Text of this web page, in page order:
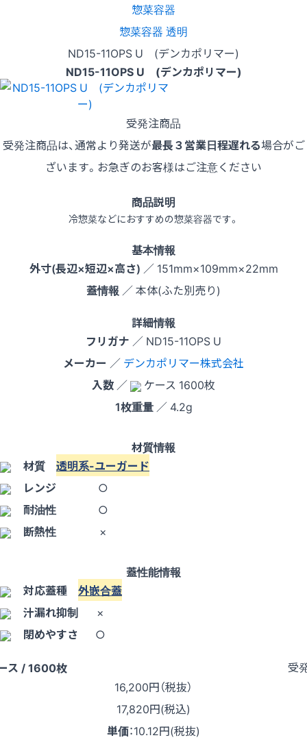
惣菜容器
惣菜容器 透明
ND15-11OPS U (デンカポリマー)
ND15-11OPS U (デンカポリマー)
受発注商品
受発注商品は、通常より発送が最長３営業日程遅れる場合がご
ざいます。お急ぎのお客様はご注意ください
商品説明
冷惣菜などにおすすめの惣菜容器です。
基本情報
外寸(長辺×短辺×高さ) ／ 151mm×109mm×22mm
蓋情報 ／ 本体(ふた別売り)
詳細情報
フリガナ ／ ND15-11OPS U
メーカー ／ デンカポリマー株式会社
入数 ／
ケース 1600枚
1枚重量／ 4.2g
材質情報
材質 透明系-ユーガード
レンジ
○
耐油性
○
断熱性
×
蓋性能情報
対応蓋種 外嵌合蓋
汁漏れ抑制
×
閉めやすさ
○
ス / 1600枚
受
16,200円（税抜）
17,820円(税込)
単価：10.12円(税抜)